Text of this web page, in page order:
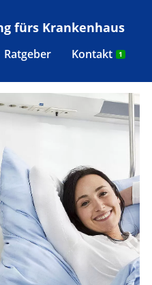
Ratgeber Kontakt 1
fürs Krankenhaus